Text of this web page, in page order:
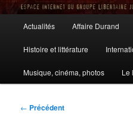
principal
Actualités Affaire Durand
Histoire et littérature
Musique, cinéma, photos Le
Navigation
← Précédent